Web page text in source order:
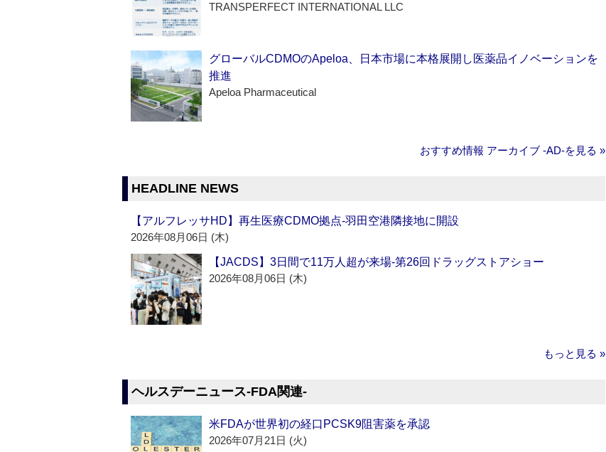
TRANSPERFECT INTERNATIONAL LLC
グローバルCDMOのApeloa、日本市場に本格展開し医薬品イノベーションを
推進
Apeloa Pharmaceutical
おすすめ情報 アーカイブ ‐AD‐を見る »
HEADLINE NEWS
【アルフレッサHD】再生医療CDMO拠点‐羽田空港隣接地に開設
2026年08月06日 (木)
【JACDS】3日間で11万人超が来場‐第26回ドラッグストアショー
2026年08月06日 (木)
もっと見る »
ヘルスデーニュース‐FDA関連‐
米FDAが世界初の経口PCSK9阻害薬を承認
2026年07月21日 (火)